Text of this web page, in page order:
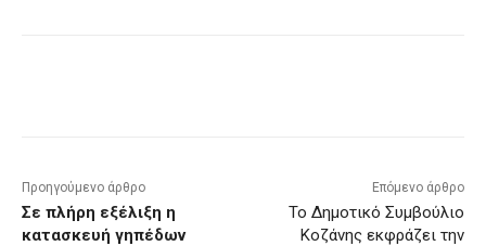
Προηγούμενο άρθρο
Σε πλήρη εξέλιξη η
κατασκευή γηπέδων
Επόμενο άρθρο
Το Δημοτικό Συμβούλιο
Κοζάνης εκφράζει την